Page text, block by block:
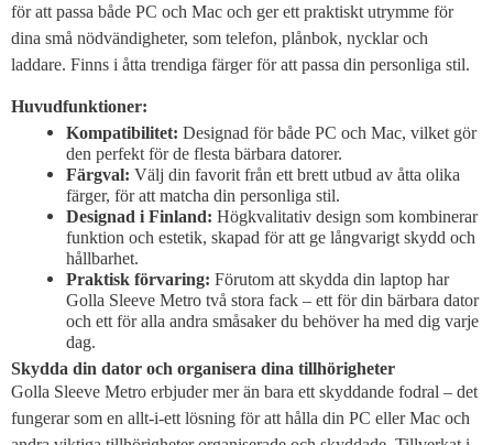
för att passa både PC och Mac och ger ett praktiskt utrymme för
dina små nödvändigheter, som telefon, plånbok, nycklar och
laddare. Finns i åtta trendiga färger för att passa din personliga stil.
Huvudfunktioner:
Kompatibilitet: Designad för både PC och Mac, vilket gör
den perfekt för de flesta bärbara datorer.
Färgval: Välj din favorit från ett brett utbud av åtta olika
färger, för att matcha din personliga stil.
Designad i Finland: Högkvalitativ design som kombinerar
funktion och estetik, skapad för att ge långvarigt skydd och
hållbarhet.
Praktisk förvaring: Förutom att skydda din laptop har
Golla Sleeve Metro två stora fack – ett för din bärbara dator
och ett för alla andra småsaker du behöver ha med dig varje
dag.
Skydda din dator och organisera dina tillhörigheter
Golla Sleeve Metro erbjuder mer än bara ett skyddande fodral – det
fungerar som en allt-i-ett lösning för att hålla din PC eller Mac och